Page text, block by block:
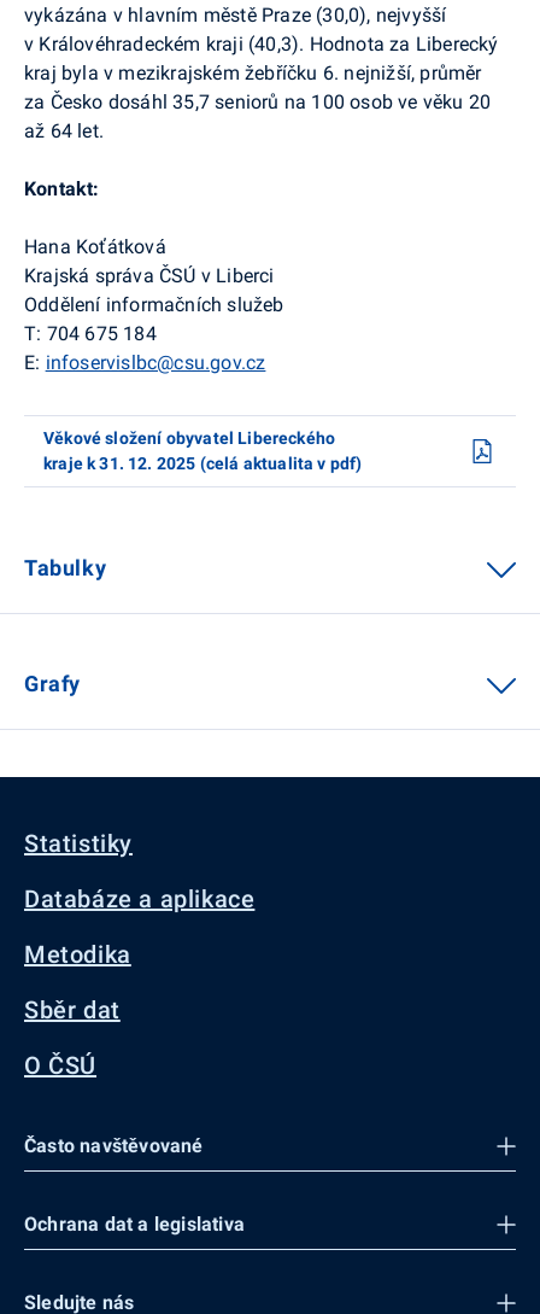
vykázána v hlavním městě Praze (30,0), nejvyšší
v Královéhradeckém kraji (40,3). Hodnota za Liberecký
kraj byla v mezikrajském žebříčku 6. nejnižší, průměr
za Česko dosáhl 35,7 seniorů na 100 osob ve věku 20
až 64 let.
Kontakt:
Hana Koťátková
Krajská správa ČSÚ v Liberci
Oddělení informačních služeb
T: 704 675 184
E: infoservislbc@csu.gov.cz
Věkové složení obyvatel Libereckého
kraje k 31. 12. 2025 (celá aktualita v pdf)
Tabulky
Grafy
Statistiky
Databáze a aplikace
Metodika
Sběr dat
O ČSÚ
Často navštěvované
Ochrana dat a legislativa
Sledujte nás